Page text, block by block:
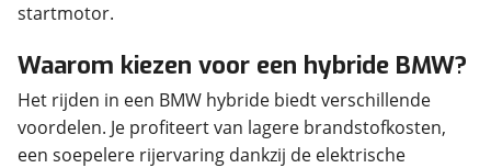
startmotor.
Waarom kiezen voor een hybride BMW?
Het rijden in een BMW hybride biedt verschillende
voordelen. Je profiteert van lagere brandstofkosten,
een soepelere rijervaring dankzij de elektrische